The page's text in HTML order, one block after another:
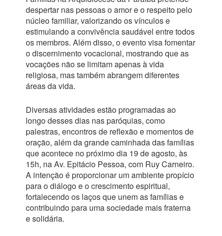
despertar nas pessoas o amor e o respeito pelo
núcleo familiar, valorizando os vínculos e
estimulando a convivência saudável entre todos
os membros. Além disso, o evento visa fomentar
o discernimento vocacional, mostrando que as
vocações não se limitam apenas à vida
religiosa, mas também abrangem diferentes
áreas da vida.
Diversas atividades estão programadas ao
longo desses dias nas paróquias, como
palestras, encontros de reflexão e momentos de
oração, além da grande caminhada das famílias
que acontece no próximo dia 19 de agosto, às
15h, na Av. Epitácio Pessoa, com Ruy Carneiro.
A intenção é proporcionar um ambiente propício
para o diálogo e o crescimento espiritual,
fortalecendo os laços que unem as famílias e
contribuindo para uma sociedade mais fraterna
e solidária.